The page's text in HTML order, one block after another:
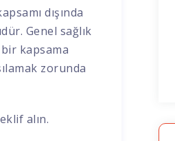
dışında
Genel sağlık
bir kapsama
zorunda
alın.